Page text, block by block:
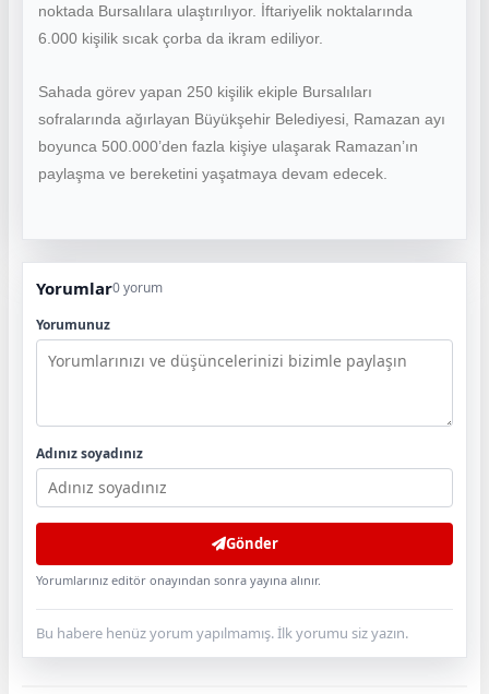
noktada Bursalılara ulaştırılıyor. İftariyelik noktalarında
6.000 kişilik sıcak çorba da ikram ediliyor.
Sahada görev yapan 250 kişilik ekiple Bursalıları
sofralarında ağırlayan Büyükşehir Belediyesi, Ramazan ayı
boyunca 500.000’den fazla kişiye ulaşarak Ramazan’ın
paylaşma ve bereketini yaşatmaya devam edecek.
Yorumlar0 yorum
Yorumunuz
Adınız soyadınız
Gönder
Yorumlarınız editör onayından sonra yayına alınır.
Bu habere henüz yorum yapılmamış. İlk yorumu siz yazın.